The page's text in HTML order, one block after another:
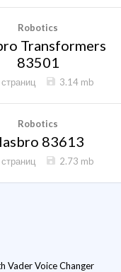
Robotics
Transformers
83501
3.14 mb
Robotics
83613
2.73 mb
Vader Voice Changer